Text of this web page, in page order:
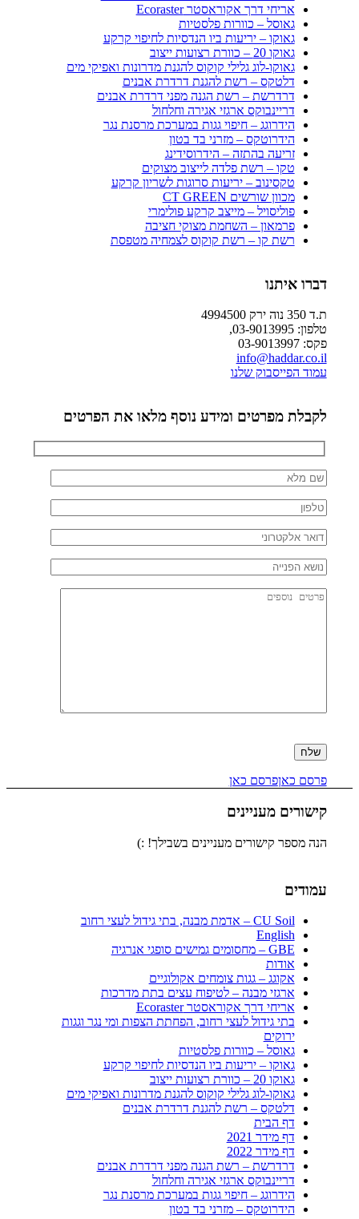
אריחי דרך אקוראסטר Ecoraster
גאוסל – כוורות פלסטיות
גאוקו – יריעות ביו הנדסיות לחיפוי קרקע
גאוקו 20 – כוורת רצועות ייצוב
גאוקו-לוג גלילי קוקוס להגנת מדרונות ואפיקי מים
דלטקס – רשת להגנת דרדרת אבנים
דרדרשת – רשת הגנה מפני דרדרת אבנים
דריינבוקס ארגזי אגירה וחלחול
הידרוגג – חיפוי גגות במערכת מרסנת נגר
הידרוטקס – מזרני בד בטון
זריעה בהתזה – הידרוסידינג
טקו – רשת פלדה לייצוב מצוקים
טקסינוב – יריעות סרוגות לשריון קרקע
מכוון שורשים CT GREEN
פוליסויל – מייצב קרקע פולימרי
פרמאון – השחמת מצוקי חציבה
רשת קו – רשת קוקוס לצמחיה מטפסת
דברו איתנו
ת.ד 350 נוה ירק 4994500
טלפון: 03-9013995,
פקס: 03-9013997
info@haddar.co.il
עמוד הפייסבוק שלנו
לקבלת מפרטים ומידע נוסף מלאו את הפרטים
leave
field
פרסם כאןפרסם כאן
קישורים מעניינים
הנה מספר קישורים מעניינים בשבילך! :)
עמודים
CU Soil – אדמת מבנה, בתי גידול לעצי רחוב
English
GBE – מחסומים גמישים סופגי אנרגיה
אודות
אקוגג – גגות צומחים אקולוגיים
ארגזי מבנה – לטיפוח עצים בתת מדרכות
אריחי דרך אקוראסטר Ecoraster
בתי גידול לעצי רחוב, הפחתת הצפות ומי נגר וגגות
ירוקים
גאוסל – כוורות פלסטיות
גאוקו – יריעות ביו הנדסיות לחיפוי קרקע
גאוקו 20 – כוורת רצועות ייצוב
גאוקו-לוג גלילי קוקוס להגנת מדרונות ואפיקי מים
דלטקס – רשת להגנת דרדרת אבנים
דף הבית
דף מידר 2021
דף מידר 2022
דרדרשת – רשת הגנה מפני דרדרת אבנים
דריינבוקס ארגזי אגירה וחלחול
הידרוגג – חיפוי גגות במערכת מרסנת נגר
הידרוטקס – מזרני בד בטון